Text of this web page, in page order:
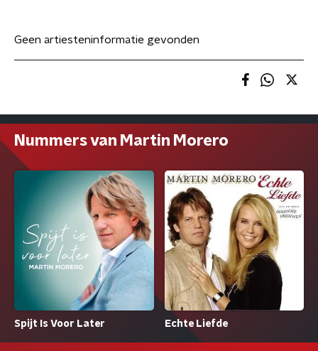
Geen artiesteninformatie gevonden
Nummers van Martin Morero
Spijt Is Voor Later Echte Liefde